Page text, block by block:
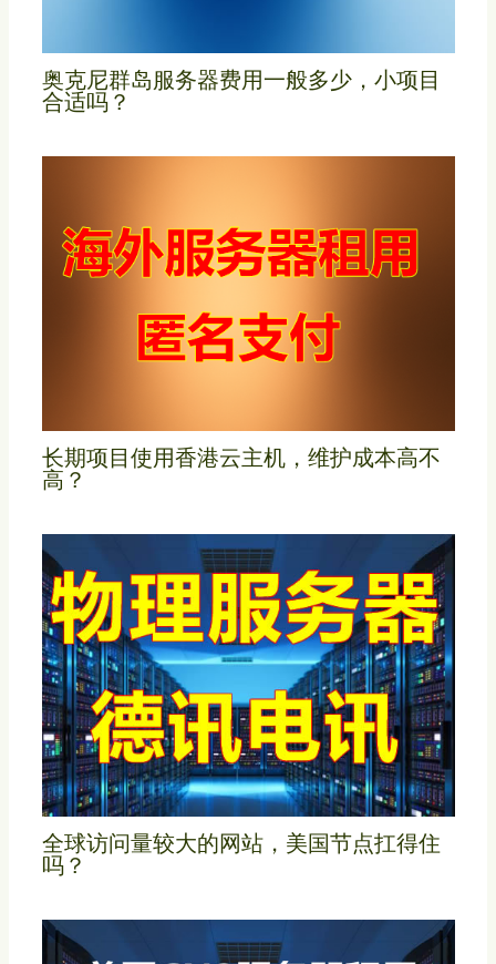
奥克尼群岛服务器费用一般多少，小项目
合适吗？
长期项目使用香港云主机，维护成本高不
高？
全球访问量较大的网站，美国节点扛得住
吗？